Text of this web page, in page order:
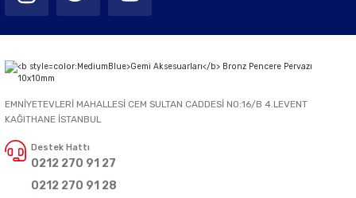
EMNİYETEVLERİ MAHALLESİ CEM SULTAN CADDESİ NO:16/B 4.LEVENT
KAĞITHANE İSTANBUL
Destek Hattı
0212 270 91 27
0212 270 91 28